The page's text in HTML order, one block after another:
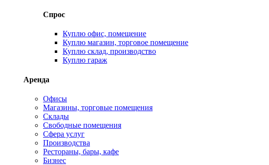
Спрос
Куплю офис, помещение
Куплю магазин, торговое помещение
Куплю склад, производство
Куплю гараж
Аренда
Офисы
Магазины, торговые помещения
Склады
Свободные помещения
Сфера услуг
Производства
Рестораны, бары, кафе
Бизнес